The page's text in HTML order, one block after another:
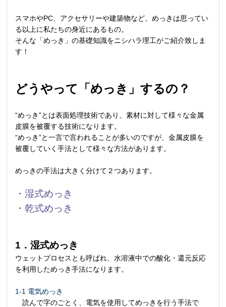
スマホやPC、アクセサリーや建築物など、めっきは思ってい
る以上に私たちの身近にあるもの。
そんな「めっき」の基礎知識をニシハラ理工がご紹介致しま
す！
どうやって「めっき」するの？
“めっき”とは表面処理技術であり、素材に対して様々な金属
皮膜を被覆する技術になります。
“めっき”と一言で言われることが多いのですが、金属皮膜を
被覆していく手法として様々な方法があります。
めっきの手法は大きく分けて２つあります。
・湿式めっき
・乾式めっき
1．湿式めっき
ウェットプロセスとも呼ばれ、水溶液中での酸化・還元反応
を利用しためっき手法になります。
1-1 電気めっき
読んで字のごとく、電気を使用してめっきを行う手法で